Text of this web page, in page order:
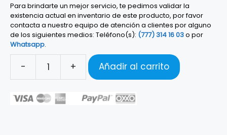
Para brindarte un mejor servicio, te pedimos validar la
existencia actual en inventario de este producto, por favor
contacta a nuestro equipo de atención a clientes por alguno
de los siguientes medios: Teléfono(s): (777) 314 16 03o por
Whatsapp.
-
MEZCLADORA
C/EFECTOS
+ Añadir al carrito